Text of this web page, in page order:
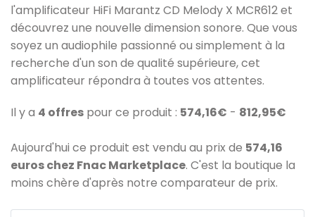
l'amplificateur HiFi Marantz CD Melody X MCR612 et
découvrez une nouvelle dimension sonore. Que vous
soyez un audiophile passionné ou simplement à la
recherche d'un son de qualité supérieure, cet
amplificateur répondra à toutes vos attentes.
Il y a 4 offres pour ce produit : 574,16€ - 812,95€
Aujourd'hui ce produit est vendu au prix de 574,16
euros chez Fnac Marketplace. C'est la boutique la
moins chère d'après notre comparateur de prix.